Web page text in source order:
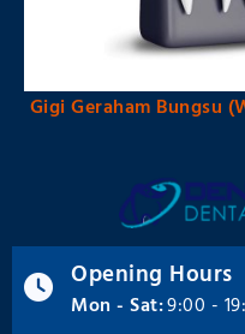
Gigi Geraham Bungsu
Opening Hours
Mon - Sat:9:00 -